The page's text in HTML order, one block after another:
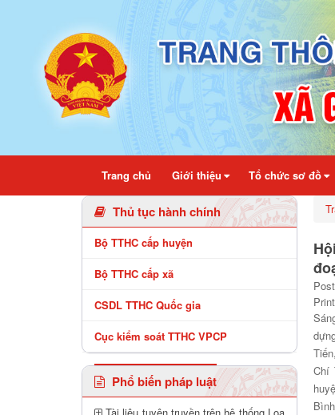
Chi tiết bài viết - Xã Gio Linh
Trang chủ Giới thiệu Tổ chức sơ đồ
Thủ tục hành chính
Bộ TTHC cấp huyện
Bộ TTHC cấp xã
CSDL TTHC Quốc gia
Cục kiểm soát TTHC VPCP
Phổ biến pháp luật
Print
Chí